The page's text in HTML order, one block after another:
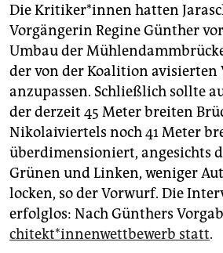
Die Kri­ti­ke­r*in­nen hatten
Vorgängerin Regine Günther
Umbau der
der von der Koalition avisierten
anzupassen. Schließlich sollte
der derzeit 45 Meter breiten
Nikolaiviertels noch 41 Meter
überdimensioniert, angesichts
Grünen und Linken, weniger
locken, so der Vorwurf. Die
erfolglos: Nach Günthers
chi­tek­t*in­nen­wett­be­werb statt.